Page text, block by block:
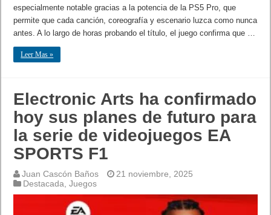
especialmente notable gracias a la potencia de la PS5 Pro, que
permite que cada canción, coreografía y escenario luzca como nunca
antes. A lo largo de horas probando el título, el juego confirma que …
Leer Mas »
Electronic Arts ha confirmado
hoy sus planes de futuro para
la serie de videojuegos EA
SPORTS F1
Juan Cascón Baños
21 noviembre, 2025
Destacada ,Juegos